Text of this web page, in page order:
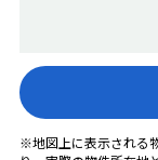
※地図上に表示される